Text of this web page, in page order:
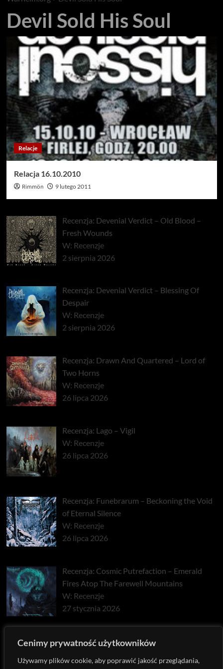
Cenimy prywatność użytkowników
Używamy plików cookie, aby poprawić jakość przeglądania,
Devil Sold His Soul
Relacje
Relacja 16.10.2010
Rimmön 9 lutego 2011
Recenzja: Devenial Verdict – Old Blood –
Fresh Wounds
W: Recenzje
2 sierpnia 2026
Recenzja: Devenial Verdict – Blessing Of
Despair
W: Recenzje
2 sierpnia 2026
Recenzja: Drawn And Quartered – Lord of
Two Horns
W: Recenzje
26 lipca 2026
Recenzja: Lago – Vigil
W: Recenzje
26 lipca 2026
Recenzja: Funebrarum – Beckoning the Void
of Eternal Silence
W: Recenzje
26 lipca 2026
Recenzja: Cosmic Putrefaction – Emerald
Fires Atop The Farewell Mountains
W: Recenzje
27 stycznia 2026
Recenzja: Pyrrhon – Exhaust
22 stycznia 2026